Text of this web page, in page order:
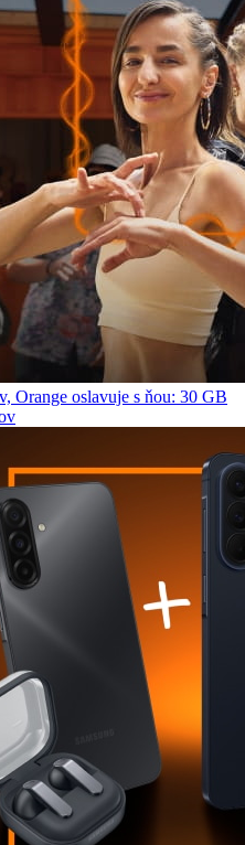
Orange oslavuje s ňou: 30 GB